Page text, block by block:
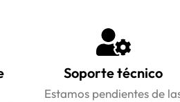
Soporte técnico
Estamos pendientes de